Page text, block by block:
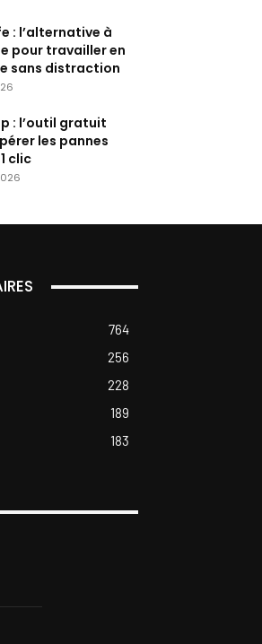
: l’alternative à
pour travailler en
sans distraction
: l’outil gratuit
les pannes
clic
764
256
228
189
183